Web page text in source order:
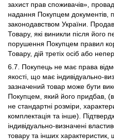
захист прав споживачів»,
надання Покупцем документів,
законодавством України.
Товару, які виникли після його
порушення Покупцем правил
Товару, дій третіх осіб або
6.7. Покупець не має права
якості, що має індивідуально-
зазначений товар може бути
Покупцем, який його придбав,
не стандартні розміри,
комплектація та інше).
індивідуально-визначені
товару та інших характеристик,